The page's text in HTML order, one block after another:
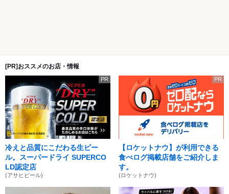
[PR]おススメのお店・情報
PR
冷えと品質にこだわる生ビー
ル。スーパードライ SUPERCO
LD認定店
(アサヒビール)
PR
【ロケットナウ】が利用できる
食べログ掲載店舗をご紹介しま
す。
(ロケットナウ)